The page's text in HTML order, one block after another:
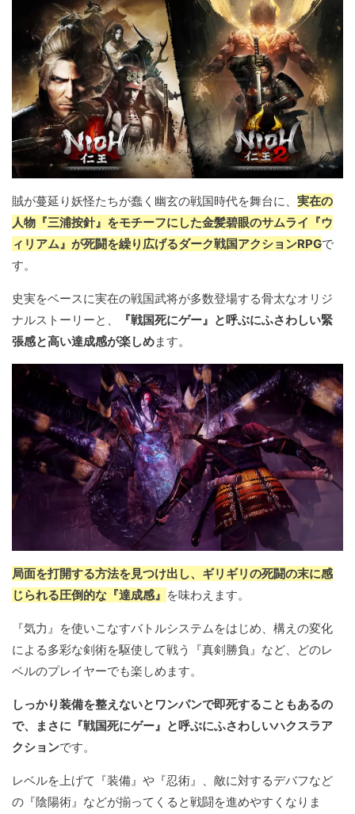
賊が蔓延り妖怪たちが蠢く幽玄の戦国時代を舞台に、 実在の
人物『三浦按針』をモチーフにした金髪碧眼のサムライ『ウ
ィリアム』が死闘を繰り広げるダーク戦国アクションRPGで
す。
史実をベースに実在の戦国武将が多数登場する骨太なオリジ
ナルストーリーと、
『戦国死にゲー』と呼ぶにふさわしい緊
張感と高い達成感が楽しめます。
局面を打開する方法を見つけ出し、ギリギリの死闘の末に感
じられる圧倒的な『達成感』 を味わえます。
『気力』を使いこなすバトルシステムをはじめ、構えの変化
による多彩な剣術を駆使して戦う『真剣勝負』など、どのレ
ベルのプレイヤーでも楽しめます。
しっかり装備を整えないとワンパンで即死することもあるの
で、まさに『戦国死にゲー』と呼ぶにふさわしいハクスラア
クションです。
レベルを上げて『装備』や『忍術』、敵に対するデバフなど
の『陰陽術』などが揃ってくると戦闘を進めやすくなりま